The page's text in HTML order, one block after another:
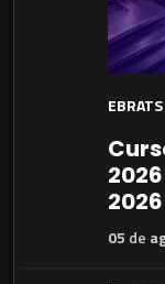
2026
05 de